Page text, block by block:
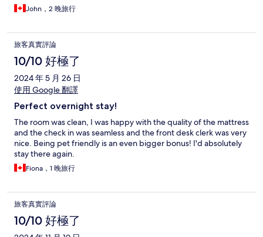
John，2 晚旅行
旅客真實評論
10/10 好極了
2024 年 5 月 26 日
使用 Google 翻譯
Perfect overnight stay!
The room was clean, I was happy with the quality of the mattress
and the check in was seamless and the front desk clerk was very
nice. Being pet friendly is an even bigger bonus! I'd absolutely
stay there again.
Fiona，1 晚旅行
旅客真實評論
10/10 好極了